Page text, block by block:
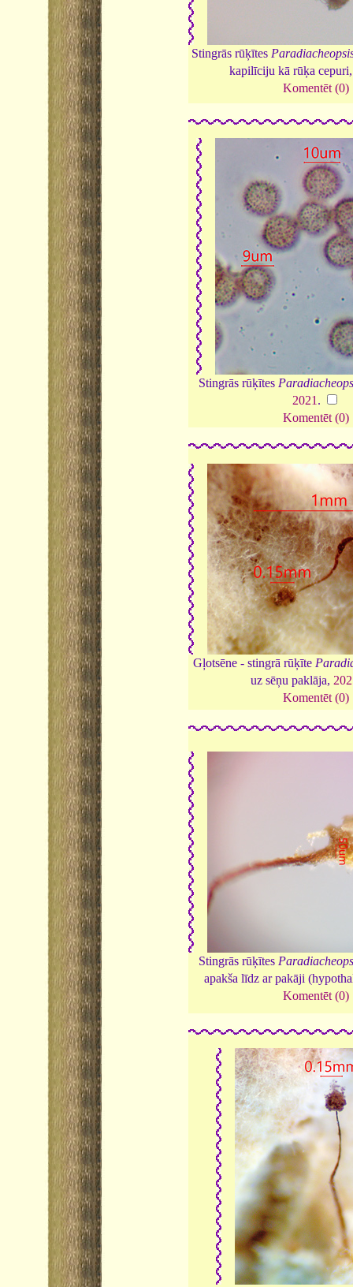
Stingrās rūķītes
kapilīciju kā rūķa
Komentēt (0)
Stingrās rūķītes
2021 .
Komentēt (0)
Gļotsēne - stingrā rūķīte
uz sēņu paklāja,
Komentēt (0)
Stingrās rūķītes
apakša līdz ar pakāji
Komentēt (0)